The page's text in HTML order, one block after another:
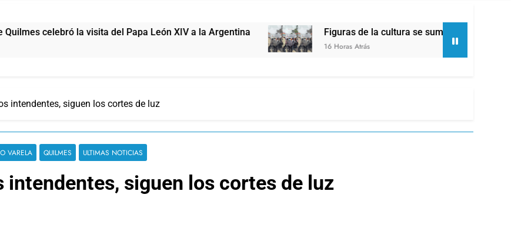
celebró la visita del Papa León XIV a la Argentina Figuras de la cultura se sumaron a la marcha
16 Horas Atrás
intendentes, siguen los cortes de luz
VARELA QUILMES ULTIMAS NOTICIAS
intendentes, siguen los cortes de luz